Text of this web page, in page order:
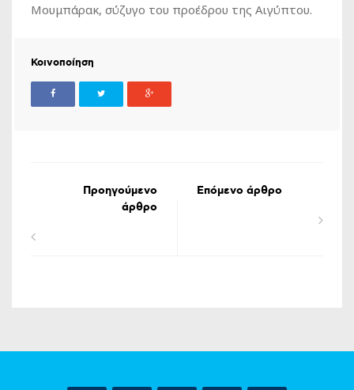
Μουμπάρακ, σύζυγο του προέδρου της Αιγύπτου.
Κοινοποίηση
Προηγούμενο
άρθρο
Επόμενο άρθρο